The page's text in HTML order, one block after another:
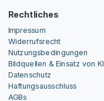
Rechtliches
Impressum
Widerrufsrecht
Nutzungsbedingungen
Bildquellen & Einsatz von KI
Datenschutz
Haftungsausschluss
AGBs